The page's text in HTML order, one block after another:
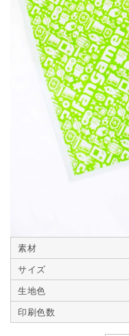
素材
サイズ
生地色
印刷色数